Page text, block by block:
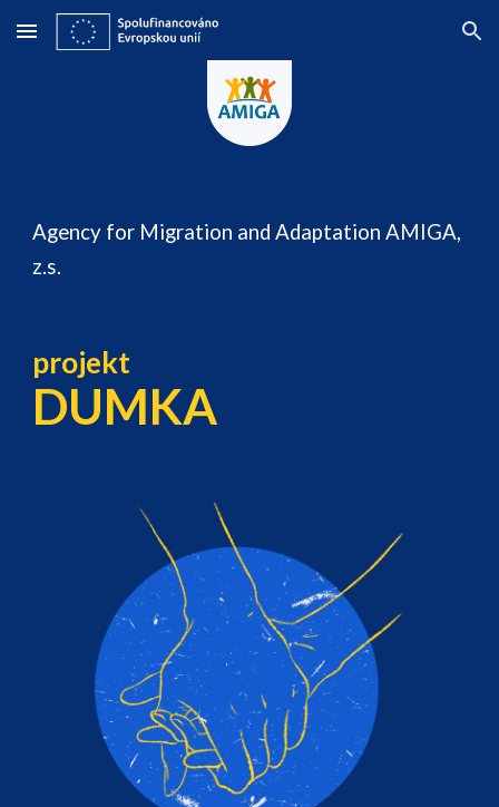
Skip to main content Skip to navigation
Agency for Migration and Adaptation AMIGA,
z.s.
projekt
DUMKA